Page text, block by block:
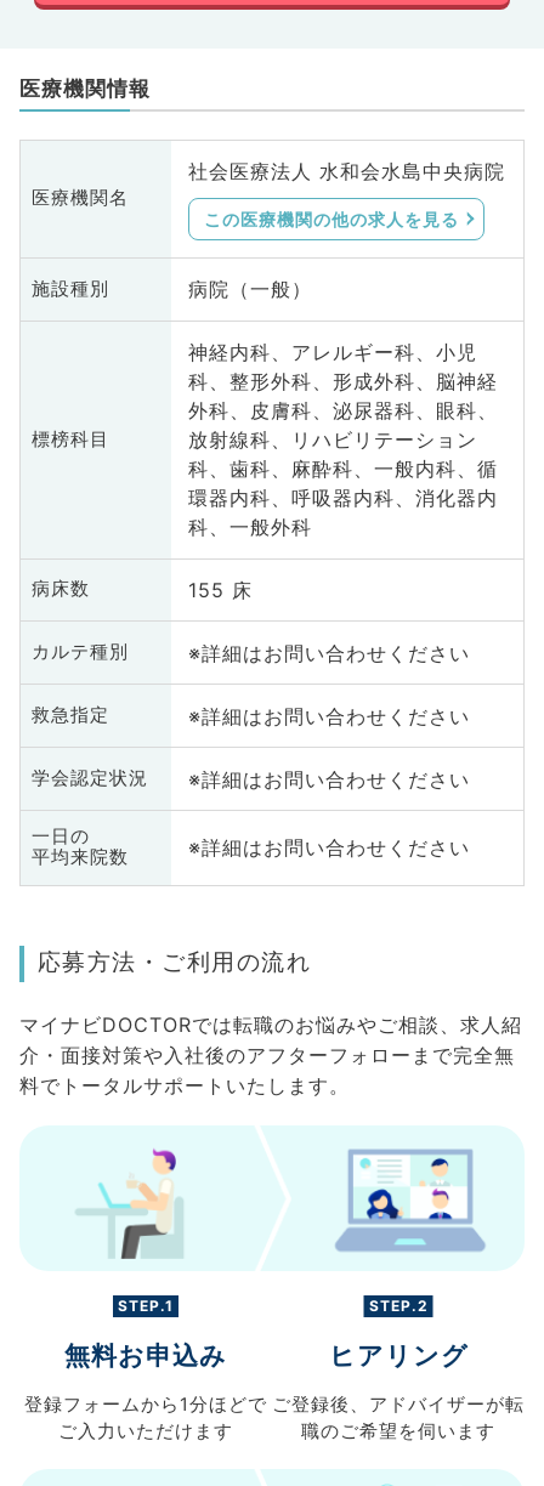
医療機関情報
医療機関名
社会医療法人 水和会水島中央病院
この医療機関の他の求人を見る
施設種別 病院（一般）
標榜科目
神経内科、アレルギー科、小児
科、整形外科、形成外科、脳神経
外科、皮膚科、泌尿器科、眼科、
放射線科、リハビリテーション
科、歯科、麻酔科、一般内科、循
環器内科、呼吸器内科、消化器内
科、一般外科
病床数 155 床
カルテ種別 ※詳細はお問い合わせください
救急指定 ※詳細はお問い合わせください
学会認定状況 ※詳細はお問い合わせください
一日の
平均来院数
※詳細はお問い合わせください
応募方法・ご利用の流れ
マイナビDOCTORでは転職のお悩みやご相談、求人紹
介・面接対策や入社後のアフターフォローまで完全無
料でトータルサポートいたします。
STEP.1
無料お申込み
登録フォームから 1分ほどで
ご入力 いただけます
STEP.2
ヒアリング
ご登録後、 アドバイザーが転
職のご希望を伺います